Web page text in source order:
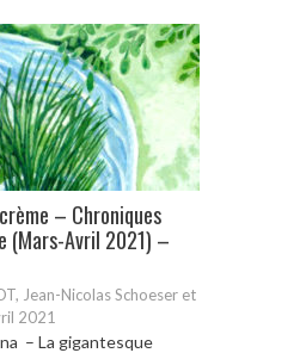
– Chroniques
(Mars-Avril 2021) –
Jean-Nicolas Schoeser et
2021
– La gigantesque